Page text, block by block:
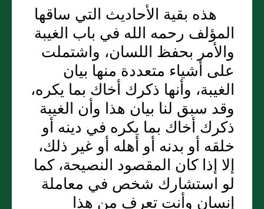
هذه بقية الأحاديث التي ساقها
المؤلف رحمه الله في باب الغيبة
والأمر بحفظ اللسان، واشتملت
على أشياء متعددة منها بيان
الغيبة، وأنها ذكرك أخاك بما يكره،
وقد سبق لنا بيان هذا وأن الغيبة
ذكرك أخاك بما يكره في دينه أو
خلقه أو بدنه أو أهله أو غير ذلك،
إلا إذا كان المقصود النصيحة، كما
لو استشارك شخص في معاملة
إنسان وأنت تعرف من هذا